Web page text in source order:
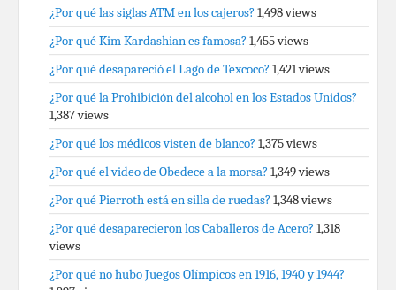
¿Por qué las siglas ATM en los cajeros? 1,498 views
¿Por qué Kim Kardashian es famosa? 1,455 views
¿Por qué desapareció el Lago de Texcoco? 1,421 views
¿Por qué la Prohibición del alcohol en los Estados Unidos?
1,387 views
¿Por qué los médicos visten de blanco? 1,375 views
¿Por qué el video de Obedece a la morsa? 1,349 views
¿Por qué Pierroth está en silla de ruedas? 1,348 views
¿Por qué desaparecieron los Caballeros de Acero? 1,318
views
¿Por qué no hubo Juegos Olímpicos en 1916, 1940 y 1944?